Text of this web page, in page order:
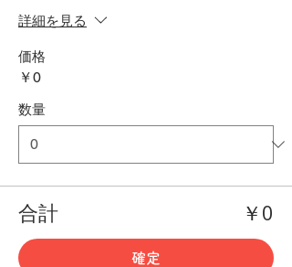
詳細を見る
価格
￥0
数量
合計 ￥0
確定